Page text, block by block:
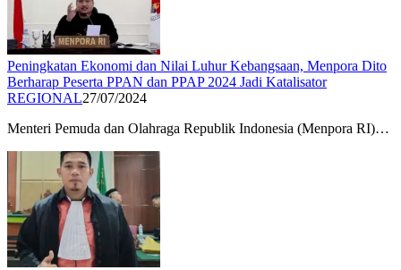
Peningkatan Ekonomi dan Nilai Luhur Kebangsaan, Menpora Dito
Berharap Peserta PPAN dan PPAP 2024 Jadi Katalisator
REGIONAL27/07/2024
Menteri Pemuda dan Olahraga Republik Indonesia (Menpora RI)…